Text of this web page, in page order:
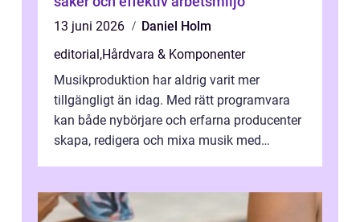
13 juni 2026
Daniel Holm
editorial,Hårdvara & Komponenter
Musikproduktion har aldrig varit mer
tillgängligt än idag. Med rätt programvara
kan både nybörjare och erfarna producenter
skapa, redigera och mixa musik med